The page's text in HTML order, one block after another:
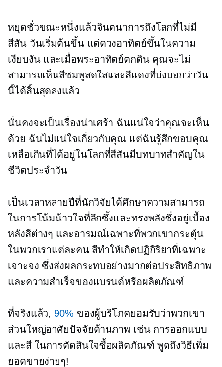
หยุดชั่วขณะหนึ่งแล้วจินตนาการถึงโลกที่ไม่มี
สีสัน วันเริ่มต้นขึ้น แต่ดวงอาทิตย์ขึ้นในความ
เงียบงัน และเมื่อพระอาทิตย์ตกดิน คุณจะไม่
สามารถเห็นสีชมพูสดใสและสีแดงที่บ่งบอกว่าวัน
นี้ได้สิ้นสุดลงแล้ว
นั่นคงจะเป็นเรื่องน่าเศร้า ฉันแน่ใจว่าคุณจะเห็น
ด้วย ฉันไม่แน่ใจเกี่ยวกับคุณ แต่ฉันรู้สึกขอบคุณ
เหลือเกินที่ได้อยู่ในโลกที่สีสันมีบทบาทสำคัญใน
ชีวิตประจำวัน
เป็นเวลาหลายปีที่นักวิจัยได้ศึกษาความสามารถ
ในการโน้มน้าวใจที่ลึกซึ้งและทรงพลังซึ่งอยู่เบื้อง
หลังสีต่างๆ และอารมณ์เฉพาะที่พวกเขากระตุ้น
ในพวกเราแต่ละคน สีทำให้เกิดปฏิกิริยาที่เฉพาะ
เจาะจง ซึ่งส่งผลกระทบอย่างมากต่อประสิทธิภาพ
และความสำเร็จของแบรนด์หรือผลิตภัณฑ์
ที่จริงแล้ว, 90% ของผู้บริโภคยอมรับว่าพวกเขา
ส่วนใหญ่อาศัยปัจจัยด้านภาพ เช่น การออกแบบ
และสี ในการตัดสินใจซื้อผลิตภัณฑ์ พูดถึงวิธีเพิ่ม
ยอดขายง่ายๆ!